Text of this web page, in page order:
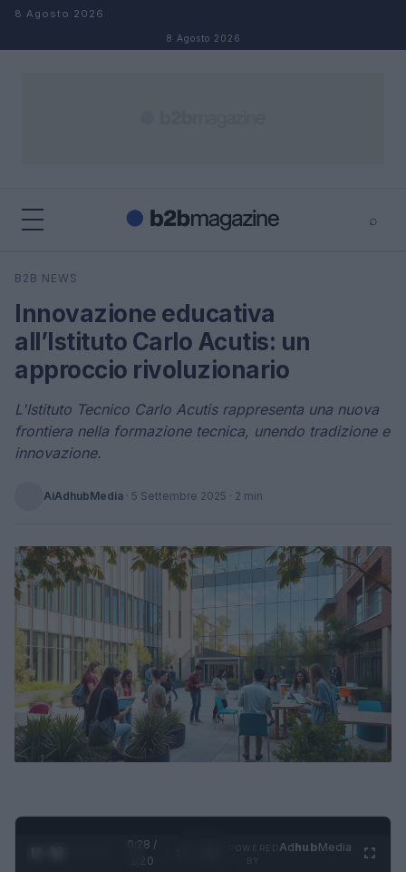
Salta al contenuto
8 Agosto 2026
8 Agosto 2026
⌕
Cerca
B2B NEWS
Innovazione educativa
all’Istituto Carlo Acutis: un
approccio rivoluzionario
L'Istituto Tecnico Carlo Acutis rappresenta una nuova
frontiera nella formazione tecnica, unendo tradizione e
innovazione.
AiAdhubMedia · 5 Settembre 2025 · 2 min
0:29 /
1:20
AdhubMedia